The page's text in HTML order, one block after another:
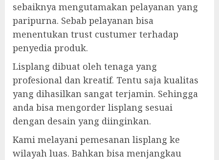
sebaiknya mengutamakan pelayanan yang
paripurna. Sebab pelayanan bisa
menentukan trust custumer terhadap
penyedia produk.
Lisplang dibuat oleh tenaga yang
profesional dan kreatif. Tentu saja kualitas
yang dihasilkan sangat terjamin. Sehingga
anda bisa mengorder lisplang sesuai
dengan desain yang diinginkan.
Kami melayani pemesanan lisplang ke
wilayah luas. Bahkan bisa menjangkau